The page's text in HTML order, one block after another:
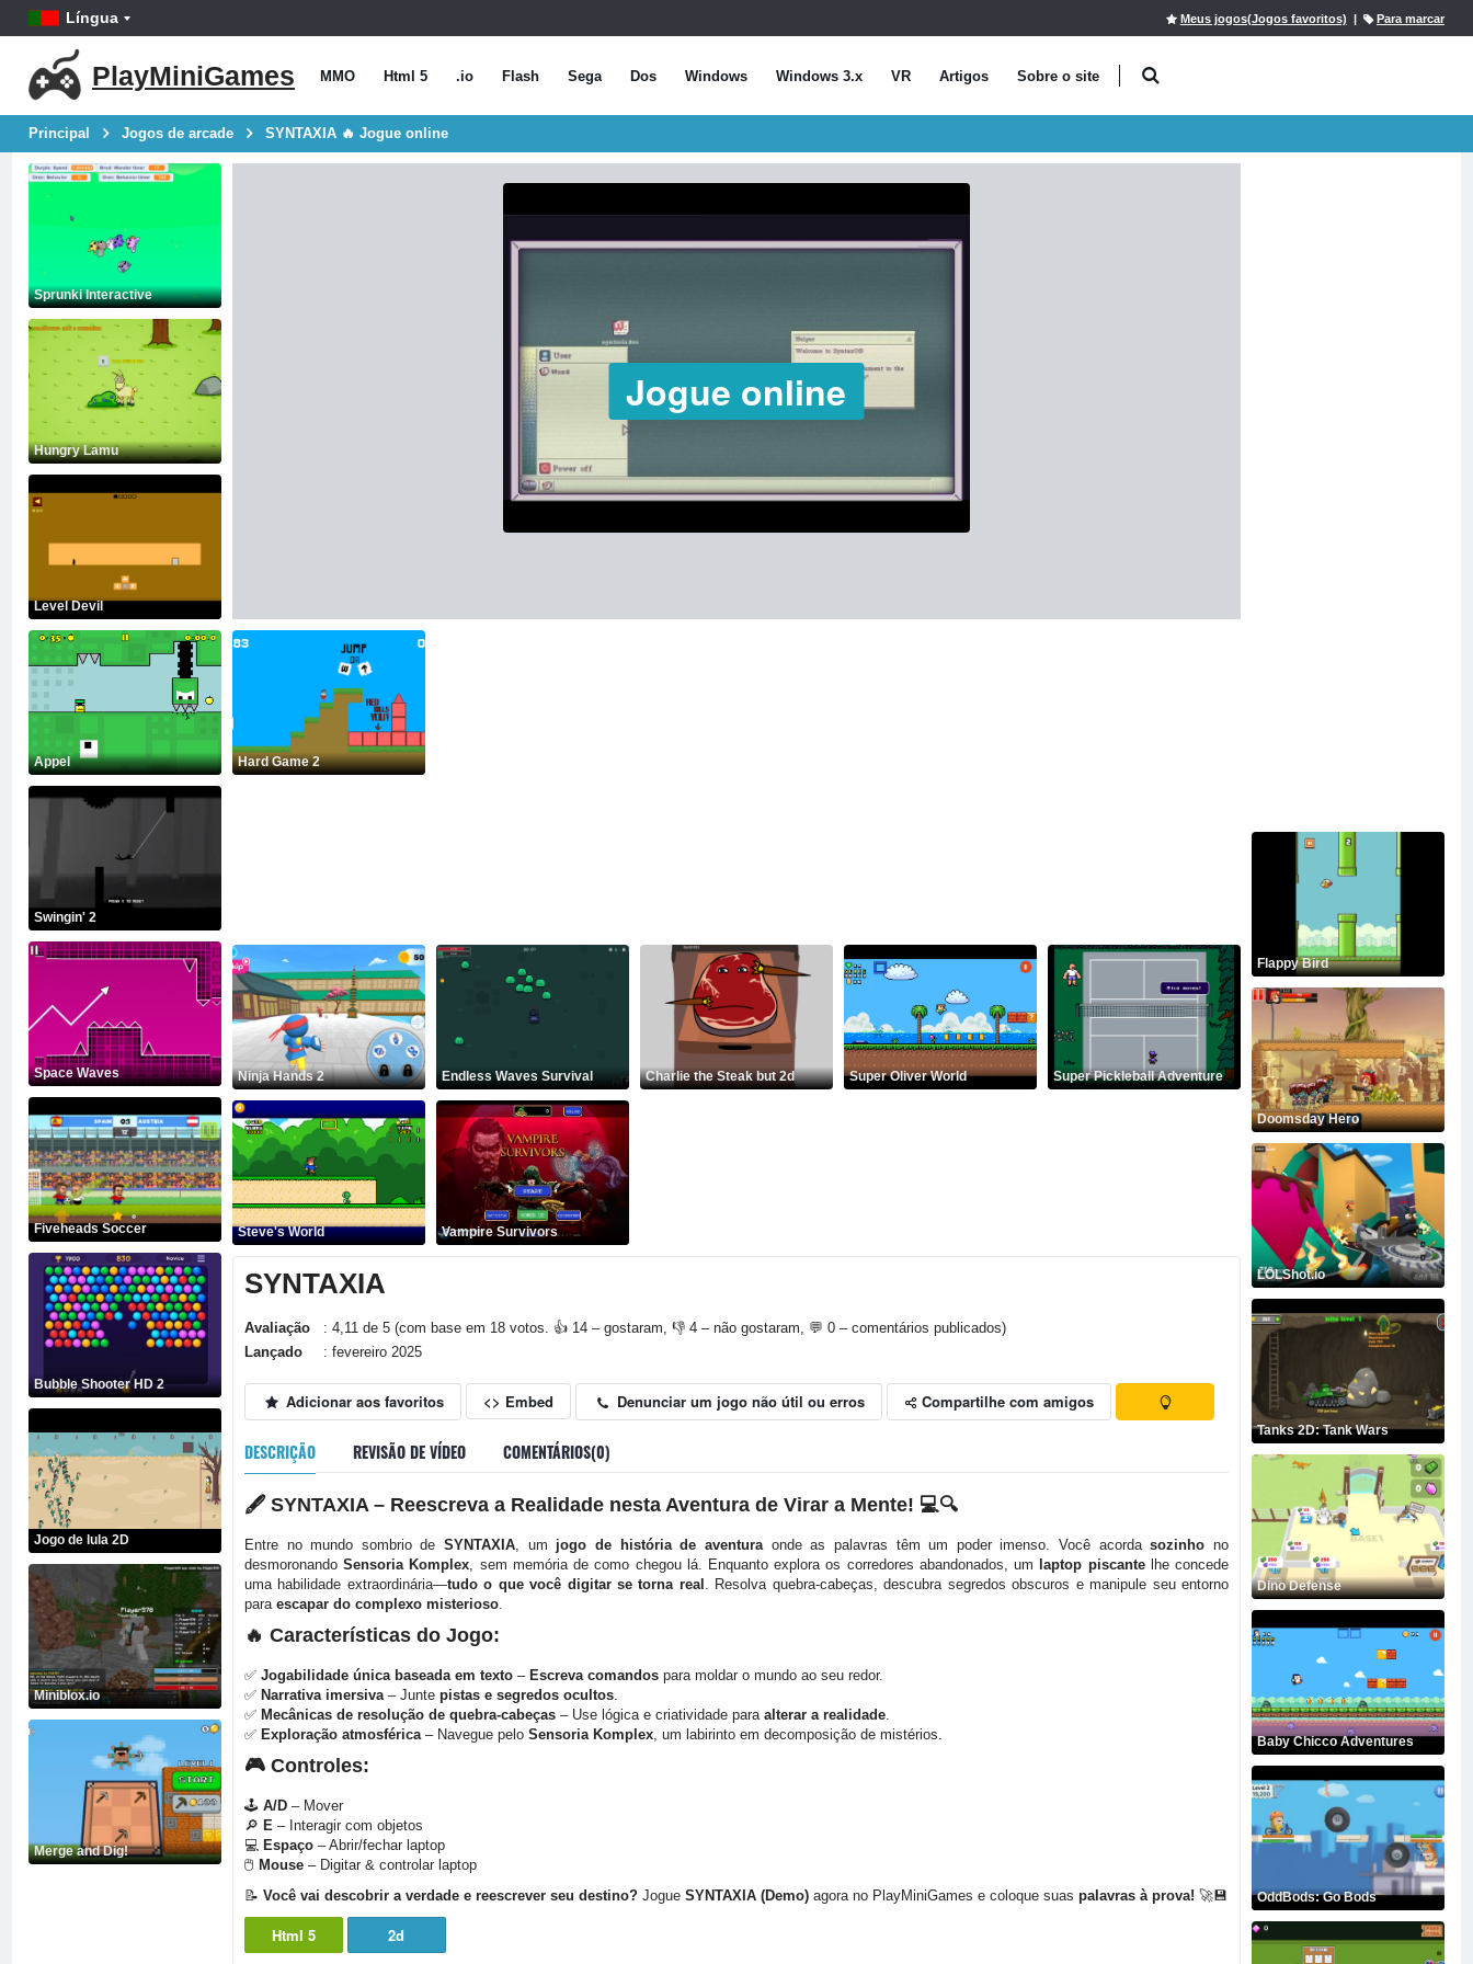
Língua Meus jogos(Jogos favoritos) | Para marcar
PlayMiniGames MMO Html 5 .io Flash Sega Dos Windows Windows 3.x VR Artigos Sobre o site
Principal Jogos de arcade SYNTAXIA 🔥 Jogue online
Sprunki Interactive
Hungry Lamu
Level Devil
Appel
Swingin' 2
Space Waves
Fiveheads Soccer
Bubble Shooter HD 2
Jogo de lula 2D
Miniblox.io
Merge and Dig!
Jogue online
Hard Game 2
Ninja Hands 2 Endless Waves Survival Charlie the Steak but 2d Super Oliver World Super Pickleball Adventure
Steve's World Vampire Survivors
SYNTAXIA
Avaliação
: 4,11 de 5 (com base em 18 votos. 👍 14 – gostaram, 👎 4 – não gostaram, 💬 0 – comentários publicados)
Lançado
: fevereiro 2025
Adicionar aos favoritos <> Embed Denunciar um jogo não útil ou erros Compartilhe com amigos
DESCRIÇÃO REVISÃO DE VÍDEO COMENTÁRIOS(0)
🖋 SYNTAXIA – Reescreva a Realidade nesta Aventura de Virar a Mente! 💻🔍
Entre no mundo sombrio deSYNTAXIA, um jogo de história de aventuraonde as palavras têm um poder imenso. Você acordasozinho no
desmoronandoSensoria Komplex, sem memória de como chegou lá. Enquanto explora os corredores abandonados, um laptop piscantelhe concede
uma habilidade extraordinária—tudo o que você digitar se torna real . Resolva quebra-cabeças, descubra segredos obscuros e manipule seu entorno
para escapar do complexo misterioso.
🔥 Características do Jogo:
✅ Jogabilidade única baseada em texto– Escreva comandospara moldar o mundo ao seu redor.
✅ Narrativa imersiva– Junte pistas e segredos ocultos.
✅ Mecânicas de resolução de quebra-cabeças– Use lógica e criatividade para alterar a realidade.
✅ Exploração atmosférica– Navegue pelo Sensoria Komplex, um labirinto em decomposição de mistérios.
🎮 Controles:
🕹 A/D– Mover
🔎 E– Interagir com objetos
💻 Espaço– Abrir/fechar laptop
🖱 Mouse– Digitar & controlar laptop
📝 Você vai descobrir a verdade e reescrever seu destino?Jogue SYNTAXIA (Demo)agora no PlayMiniGames e coloque suas palavras à prova! 🚀💾
Html 5 2d
Flappy Bird
Doomsday Hero
LOLShot.io
Tanks 2D: Tank Wars
Dino Defense
Baby Chicco Adventures
OddBods: Go Bods